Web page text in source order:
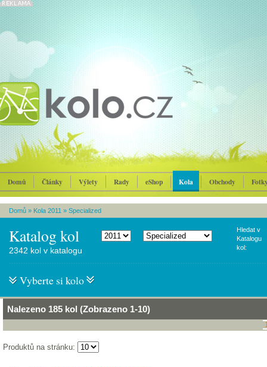
Domů Články Výlety Rady eShop Kola Obchody
Domů » Kola 2011 » Specialized
Katalog kol
Hledat v
Katalogu
kol:
2342 kol v katalogu
Vyberte si kolo
Nalezeno 185 kol (Zobrazeno 1-10)
Produktů na stránku: